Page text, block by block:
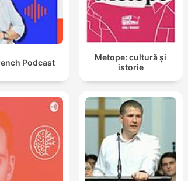
Podcast
Metope: cultură și
istorie